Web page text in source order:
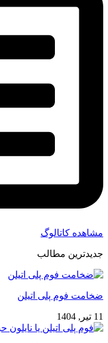
مشاهده کاتالوگ
جدیدترین مطالب
ضخامت فوم پلی اتیلن
11 تیر, 1404